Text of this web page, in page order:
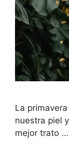
La
nuestra piel
mejor trato …